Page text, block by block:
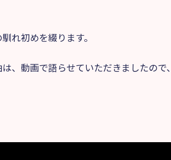
れ初めを綴ります。
、動画で語らせていただきましたので